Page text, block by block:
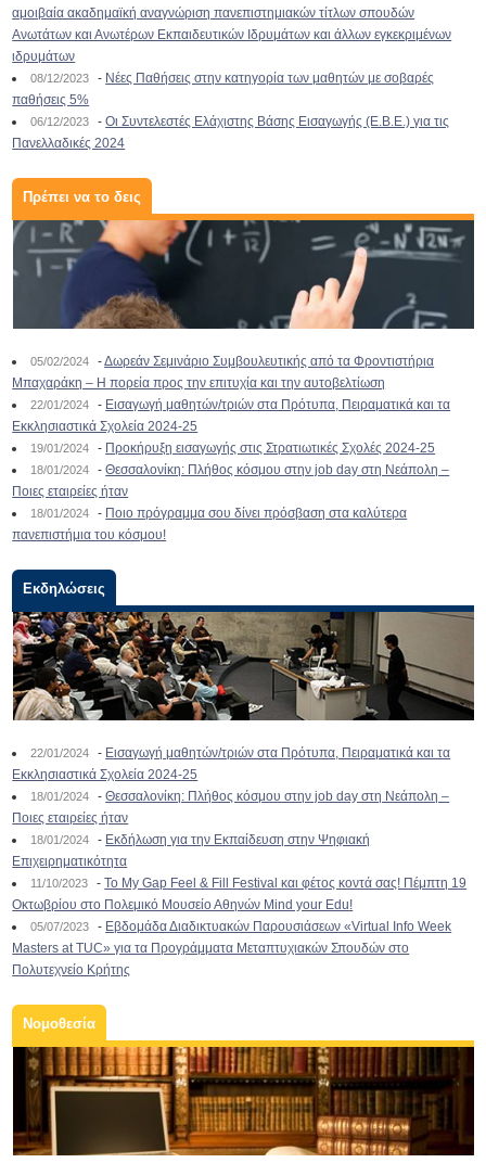
αμοιβαία ακαδημαϊκή αναγνώριση πανεπιστημιακών τίτλων σπουδών
Ανωτάτων και Ανωτέρων Εκπαιδευτικών Ιδρυμάτων και άλλων εγκεκριμένων
ιδρυμάτων
08/12/2023 - Νέες Παθήσεις στην κατηγορία των μαθητών με σοβαρές
παθήσεις 5%
06/12/2023 -Οι Συντελεστές Ελάχιστης Βάσης Εισαγωγής (Ε.Β.Ε.) για τις
Πανελλαδικές 2024
Πρέπει να το δεις
05/02/2024 -Δωρεάν Σεμινάριο Συμβουλευτικής από τα Φροντιστήρια
Μπαχαράκη – Η πορεία προς την επιτυχία και την αυτοβελτίωση
22/01/2024 - Εισαγωγή μαθητών/τριών στα Πρότυπα, Πειραματικά και τα
Εκκλησιαστικά Σχολεία 2024-25
19/01/2024 - Προκήρυξη εισαγωγής στις Στρατιωτικές Σχολές 2024-25
18/01/2024 -Θεσσαλονίκη: Πλήθος κόσμου στην job day στη Νεάπολη –
Ποιες εταιρείες ήταν
18/01/2024 - Ποιο πρόγραμμα σου δίνει πρόσβαση στα καλύτερα
πανεπιστήμια του κόσμου!
Εκδηλώσεις
22/01/2024 - Εισαγωγή μαθητών/τριών στα Πρότυπα, Πειραματικά και τα
Εκκλησιαστικά Σχολεία 2024-25
18/01/2024 -Θεσσαλονίκη: Πλήθος κόσμου στην job day στη Νεάπολη –
Ποιες εταιρείες ήταν
18/01/2024 - Εκδήλωση για την Εκπαίδευση στην Ψηφιακή
Επιχειρηματικότητα
11/10/2023 -To My Gap Feel & Fill Festival και φέτος κοντά σας! Πέμπτη 19
Οκτωβρίου στο Πολεμικό Μουσείο Αθηνών Mind your Edu!
05/07/2023 - Εβδομάδα Διαδικτυακών Παρουσιάσεων «Virtual Info Week
Masters at TUC» για τα Προγράμματα Μεταπτυχιακών Σπουδών στο
Πολυτεχνείο Κρήτης
Νομοθεσία